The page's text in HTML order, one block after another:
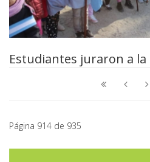
Estudiantes juraron a la
Página 914 de 935